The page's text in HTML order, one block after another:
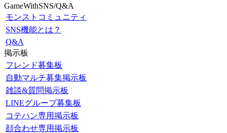
GameWithSNS/Q&A
モンストコミュニティ
SNS機能とは？
Q&A
掲示板
フレンド募集板
自動マルチ募集掲示板
雑談&質問掲示板
LINEグループ募集板
コテハン専用掲示板
顔合わせ専用掲示板